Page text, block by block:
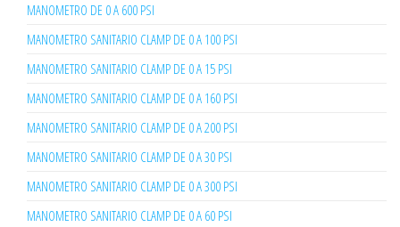
MANOMETRO DE 0 A 600 PSI
MANOMETRO SANITARIO CLAMP DE 0 A 100 PSI
MANOMETRO SANITARIO CLAMP DE 0 A 15 PSI
MANOMETRO SANITARIO CLAMP DE 0 A 160 PSI
MANOMETRO SANITARIO CLAMP DE 0 A 200 PSI
MANOMETRO SANITARIO CLAMP DE 0 A 30 PSI
MANOMETRO SANITARIO CLAMP DE 0 A 300 PSI
MANOMETRO SANITARIO CLAMP DE 0 A 60 PSI